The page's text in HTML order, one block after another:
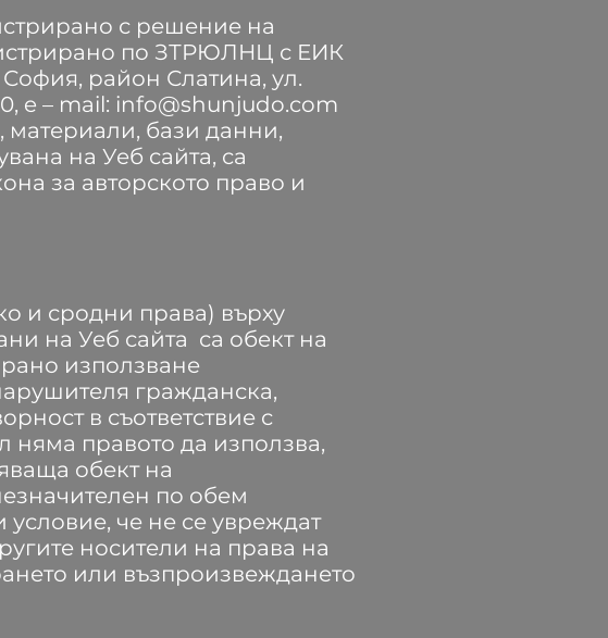
с решение на
по ЗТРЮЛНЦ с ЕИК
София, район Слатина, ул.
e – mail: info@shunjudo.com
материали, бази данни,
на Уеб сайта, са
за авторското право и
и сродни права) върху
на Уеб сайта са обект на
използване
гражданска,
в съответствие с
няма правото да използва,
обект на
по обем
че не се увреждат
носители на права на
или възпроизвеждането